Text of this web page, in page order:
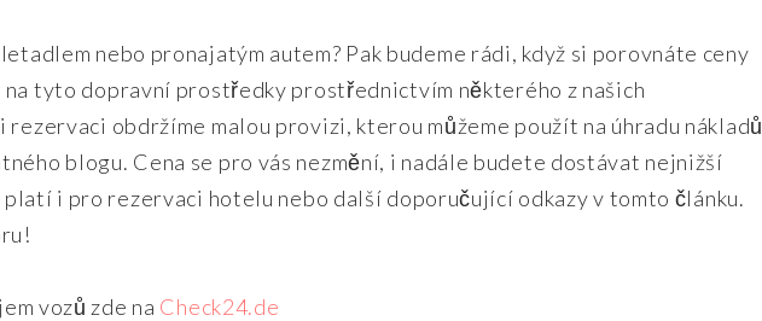
nebo pronajatým autem? Pak budeme rádi, když si porovnáte ceny
na tyto dopravní prostředky prostřednictvím některého z našich
rezervaci obdržíme malou provizi, kterou můžeme použít na úhradu nákladů
blogu. Cena se pro vás nezmění, i nadále budete dostávat nejnižší
platí i pro rezervaci hotelu nebo další doporučující odkazy v tomto článku.
vozů zde na Check24.de